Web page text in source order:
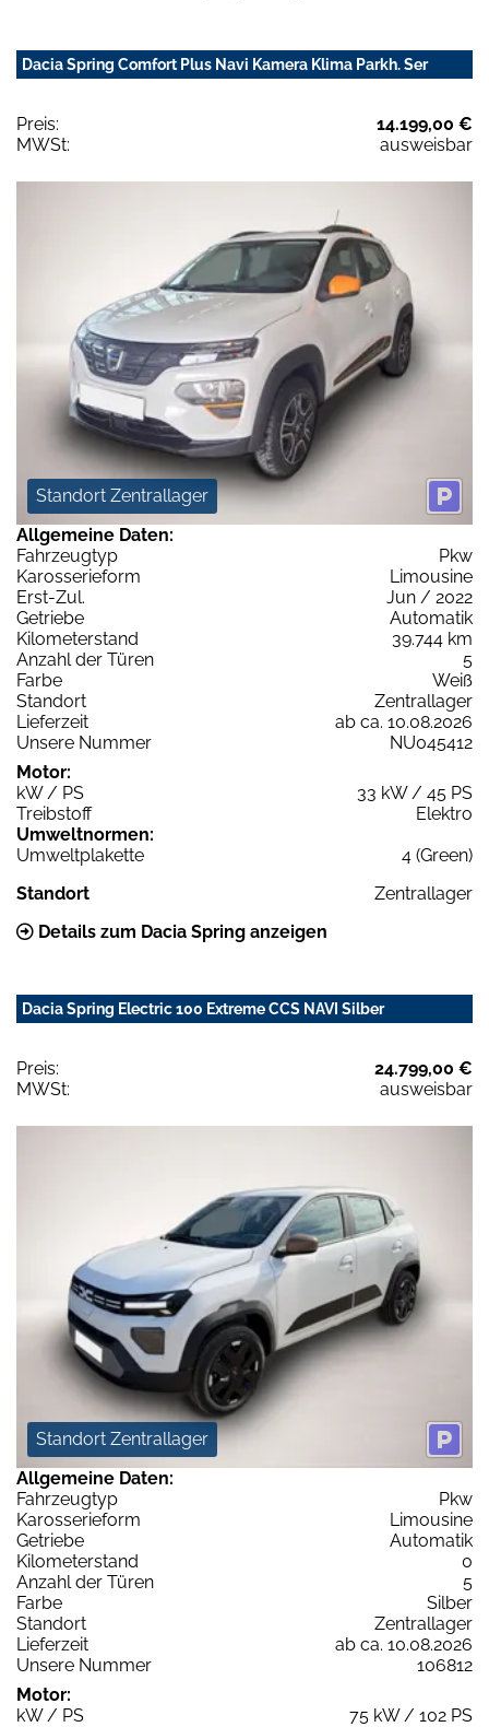
Dacia Spring Comfort Plus Navi Kamera Klima Parkh. Ser
Preis:
14.199,00 €
MWSt:
ausweisbar
Standort Zentrallager
Allgemeine Daten:
Fahrzeugtyp
Pkw
Karosserieform
Limousine
Erst-Zul.
Jun / 2022
Getriebe
Automatik
Kilometerstand
39.744 km
Anzahl der Türen
5
Farbe
Weiß
Standort
Zentrallager
Lieferzeit
ab ca. 10.08.2026
Unsere Nummer
NU045412
Motor:
kW / PS
33 kW / 45 PS
Treibstoff
Elektro
Umweltnormen:
Umweltplakette
4 (Green)
Standort
Zentrallager
Details zum Dacia Spring anzeigen
Dacia Spring Electric 100 Extreme CCS NAVI Silber
Preis:
24.799,00 €
MWSt:
ausweisbar
Standort Zentrallager
Allgemeine Daten:
Fahrzeugtyp
Pkw
Karosserieform
Limousine
Getriebe
Automatik
Kilometerstand
0
Anzahl der Türen
5
Farbe
Silber
Standort
Zentrallager
Lieferzeit
ab ca. 10.08.2026
Unsere Nummer
106812
Motor:
kW / PS
75 kW / 102 PS